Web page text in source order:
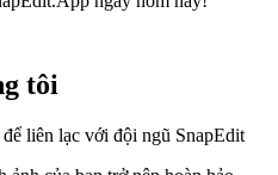
tôi
để liên lạc với đội ngũ SnapEdit